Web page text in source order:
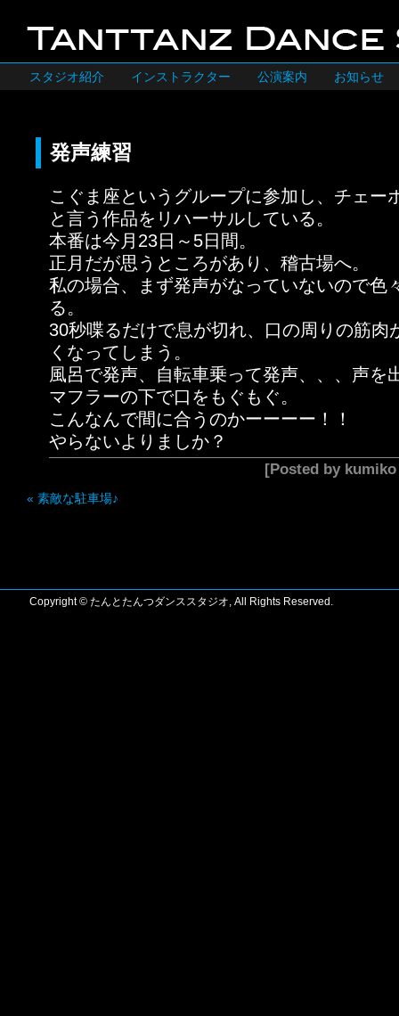
スタジオ紹介 インストラクター 公演案内 お知らせ
発声練習
こぐま座というグループに参加し、チェー
と言う作品をリハーサルしている。
本番は今月23日～5日間。
正月だが思うところがあり、稽古場へ。
私の場合、まず発声がなっていないので色
る。
30秒喋るだけで息が切れ、口の周りの筋肉
くなってしまう。
風呂で発声、自転車乗って発声、、、声を
マフラーの下で口をもぐもぐ。
こんなんで間に合うのかーーーー！！
やらないよりましか？
[Posted by kumiko
« 素敵な駐車場♪
Copyright © たんとたんつダンススタジオ, All Rights Reserved.